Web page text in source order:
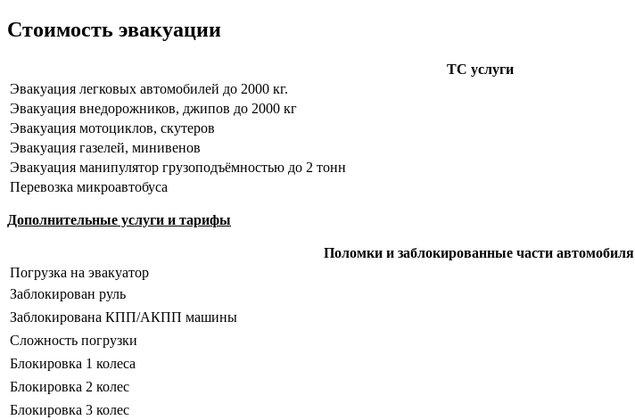
Стоимость эвакуации
ТС услуги
Эвакуация легковых автомобилей до 2000 кг.
Эвакуация внедорожников, джипов до 2000 кг
Эвакуация мотоциклов, скутеров
Эвакуация газелей, минивенов
Эвакуация манипулятор грузоподъёмностью до 2 тонн
Перевозка микроавтобуса
Дополнительные услуги и тарифы
Поломки и заблокированные части автомобиля
Погрузка на эвакуатор
Заблокирован руль
Заблокирована КПП/АКПП машины
Сложность погрузки
Блокировка 1 колеса
Блокировка 2 колес
Блокировка 3 колес